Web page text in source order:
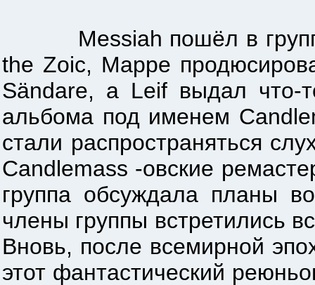
Messiah пошёл в группу
the Zoic, Mappe
Sändare, а Leif выдал что-
альбома под именем
стали распространяться
Сandlemass -овские
группа обсуждала планы
члены группы встретились
Вновь, после всемирной
этот фантастический